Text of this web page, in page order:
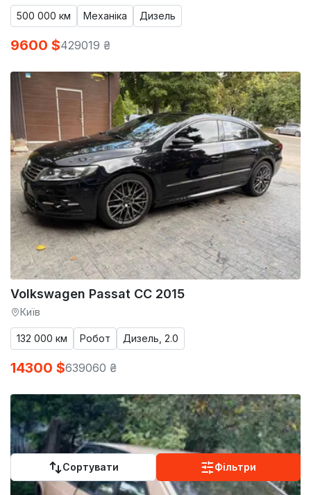
500 000 км Механіка Дизель
9600 $429019 ₴
Volkswagen Passat CC 2015
Київ
132 000 км Робот Дизель, 2.0
14300 $639060 ₴
Сортувати Фільтри